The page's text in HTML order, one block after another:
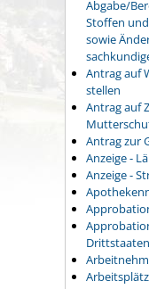
Abgabe/
Stoffen
sowie
Antrag auf
stellen
Antrag auf
Antrag zur
Anzeige -
Anzeige -